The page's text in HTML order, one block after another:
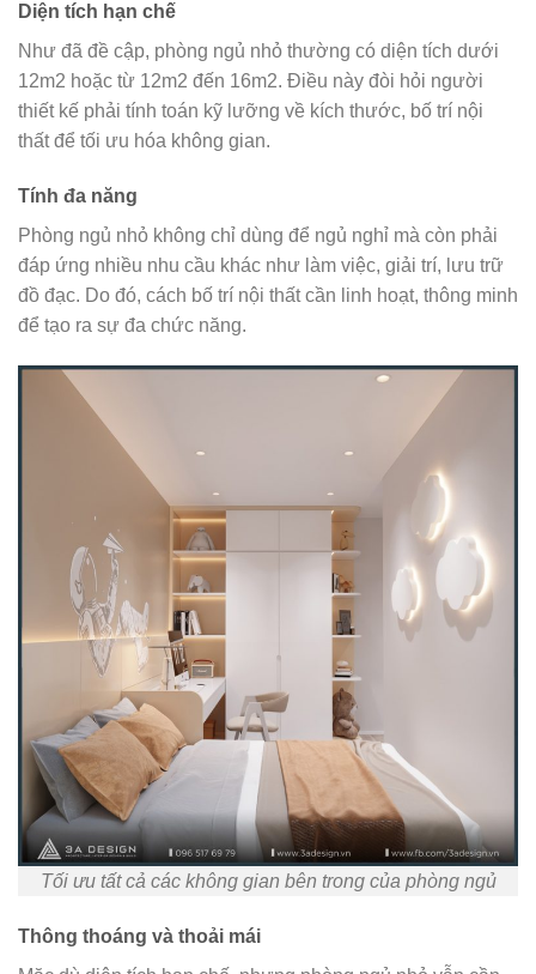
Diện tích hạn chế
Như đã đề cập, phòng ngủ nhỏ thường có diện tích dưới
12m2 hoặc từ 12m2 đến 16m2. Điều này đòi hỏi người
thiết kế phải tính toán kỹ lưỡng về kích thước, bố trí nội
thất để tối ưu hóa không gian.
Tính đa năng
Phòng ngủ nhỏ không chỉ dùng để ngủ nghỉ mà còn phải
đáp ứng nhiều nhu cầu khác như làm việc, giải trí, lưu trữ
đồ đạc. Do đó, cách bố trí nội thất cần linh hoạt, thông minh
để tạo ra sự đa chức năng.
Tối ưu tất cả các không gian bên trong của phòng ngủ
Thông thoáng và thoải mái